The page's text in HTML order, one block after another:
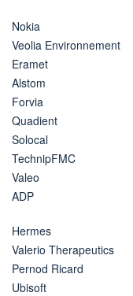
Nokia
Veolia Environnement
Eramet
Alstom
Forvia
Quadient
Solocal
TechnipFMC
Valeo
ADP
Hermes
Valerio Therapeutics
Pernod Ricard
Ubisoft